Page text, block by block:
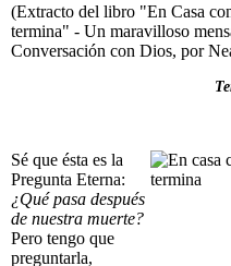
(Extracto del libro "En Casa
termina" - Un maravilloso
Conversación con Dios, por
Sé que ésta es la
Pregunta Eterna:
¿Qué pasa después
de nuestra muerte?
Pero tengo que
preguntarla,